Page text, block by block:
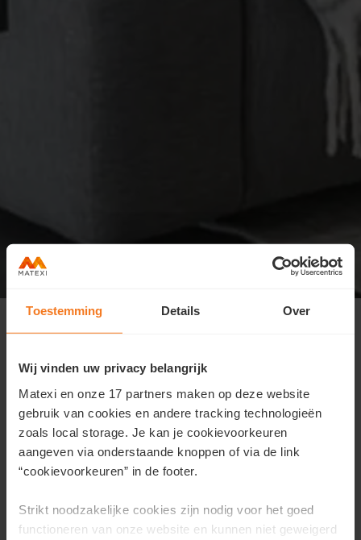
Toestemming Details Over
Wij vinden uw privacy belangrijk
Matexi en onze 17 partners maken op deze website
gebruik van cookies en andere tracking technologieën
zoals local storage. Je kan je cookievoorkeuren
aangeven via onderstaande knoppen of via de link
“cookievoorkeuren” in de footer.
Strikt noodzakelijke cookies zijn nodig voor het goed
functioneren van onze website en kunnen niet geweigerd
Journée portes ouvertes le
dimanche 7 juin de 10h à 13h
Adresse: Eikenstraat 19, Izegem
Nous ouvrons nos portes de 10h à 13h, sans rendez-
vous. Lors de cette journée portes ouvertes,
découvrez à quoi peut réellement ressembler une
habitation abordable et économe en énergie
aujourd’hui.
Lors de votre visite, vous pouvez :